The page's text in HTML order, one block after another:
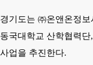
경기도는 ㈜온앤온정
동국대학교 산학협력단,
사업을 추진한다.